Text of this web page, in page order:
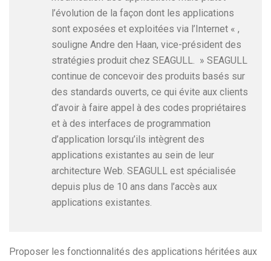
l’évolution de la façon dont les applications
sont exposées et exploitées via l’Internet « ,
souligne Andre den Haan, vice-président des
stratégies produit chez SEAGULL. » SEAGULL
continue de concevoir des produits basés sur
des standards ouverts, ce qui évite aux clients
d’avoir à faire appel à des codes propriétaires
et à des interfaces de programmation
d’application lorsqu’ils intègrent des
applications existantes au sein de leur
architecture Web. SEAGULL est spécialisée
depuis plus de 10 ans dans l’accès aux
applications existantes.
Proposer les fonctionnalités des applications héritées aux